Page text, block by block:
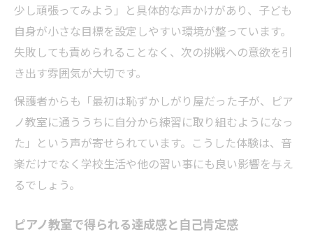
少し頑張ってみよう」と具体的な声かけがあり、子ども
自身が小さな目標を設定しやすい環境が整っています。
失敗しても責められることなく、次の挑戦への意欲を引
き出す雰囲気が大切です。
保護者からも「最初は恥ずかしがり屋だった子が、ピア
ノ教室に通ううちに自分から練習に取り組むようになっ
た」という声が寄せられています。こうした体験は、音
楽だけでなく学校生活や他の習い事にも良い影響を与え
るでしょう。
ピアノ教室で得られる達成感と自己肯定感